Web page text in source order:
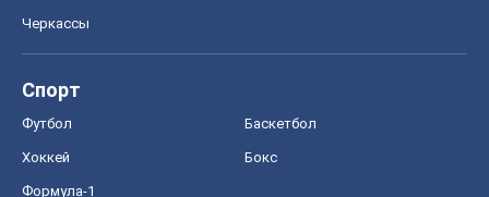
Черкассы
Спорт
Футбол Баскетбол
Хоккей Бокс
Формула-1